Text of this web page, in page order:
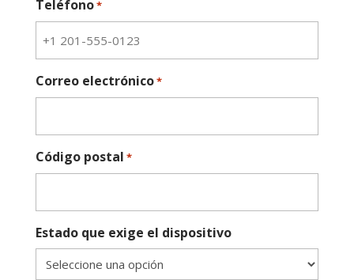
Teléfono*
Correo electrónico*
Código postal *
Estado que exige el dispositivo